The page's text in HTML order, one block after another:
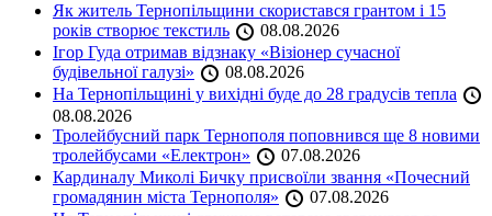
Як житель Тернопільщини скористався грантом і 15
років створює текстиль
08.08.2026
Ігор Гуда отримав відзнаку «Візіонер сучасної
будівельної галузі»
08.08.2026
На Тернопільщині у вихідні буде до 28 градусів тепла
08.08.2026
Тролейбусний парк Тернополя поповнився ще 8 новими
тролейбусами «Електрон»
07.08.2026
Кардиналу Миколі Бичку присвоїли звання «Почесний
громадянин міста Тернополя»
07.08.2026